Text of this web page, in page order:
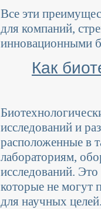
Все эти
для компаний,
инновационными
Как
исследований и
расположенные в
лабораториям,
исследований.
которые не могут
для научных